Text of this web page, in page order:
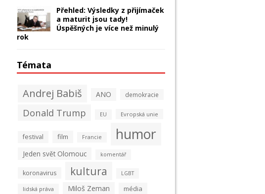
Přehled: Výsledky z přijímaček
a maturit jsou tady!
Úspěšných je více než minulý
rok
Témata
Andrej Babiš ANO demokracie
Donald Trump EU Evropská unie
festival film Francie humor
Jeden svět Olomouc komentář
koronavirus kultura LGBT
lidská práva Miloš Zeman média